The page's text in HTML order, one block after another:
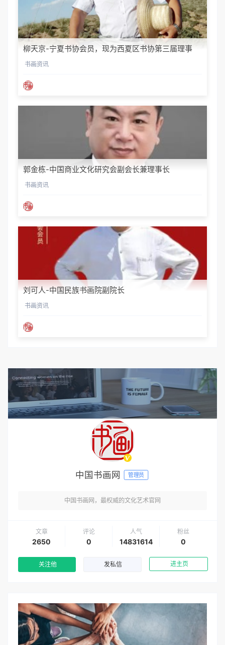
柳天京-宁夏书协会员，现为西夏区书协第三届理事
书画资讯
郭金栋-中国商业文化研究会副会长兼理事长
书画资讯
刘可人-中国民族书画院副院长
书画资讯
中国书画网 管理员
中国书画网，最权威的文化艺术官网
文章
2650
评论
0
人气
14831614
粉丝
0
关注他 发私信 进主页